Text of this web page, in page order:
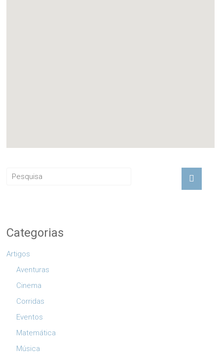
Categorias
Artigos
Aventuras
Cinema
Corridas
Eventos
Matemática
Música